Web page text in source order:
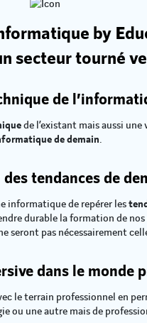
by
secteur tourné
de
de l’existant mais aussi
de demain.
tendances de
informatique de repérer les
durable la formation de
seront pas nécessairement
dans le monde
le terrain professionnel en
ou une autre mais de